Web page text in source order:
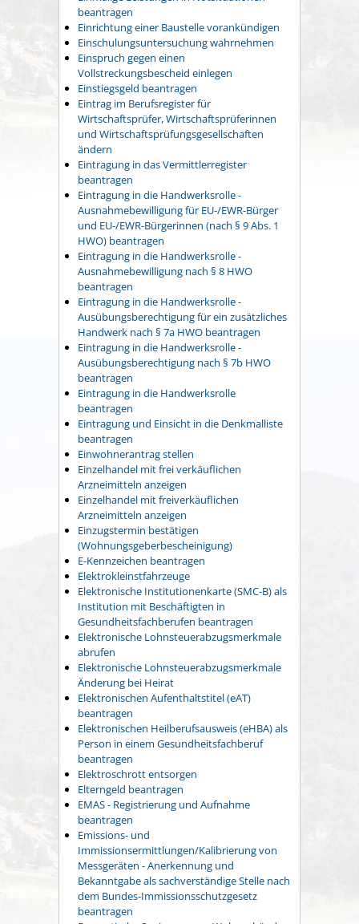
beantragen
Einrichtung einer Baustelle vorankündigen
Einschulungsuntersuchung wahrnehmen
Einspruch gegen einen
Vollstreckungsbescheid einlegen
Einstiegsgeld beantragen
Eintrag im Berufsregister für
Wirtschaftsprüfer, Wirtschaftsprüferinnen
und Wirtschaftsprüfungsgesellschaften
ändern
Eintragung in das Vermittlerregister
beantragen
Eintragung in die Handwerksrolle -
Ausnahmebewilligung für EU-/EWR-Bürger
und EU-/EWR-Bürgerinnen (nach § 9 Abs. 1
HWO) beantragen
Eintragung in die Handwerksrolle -
Ausnahmebewilligung nach § 8 HWO
beantragen
Eintragung in die Handwerksrolle -
Ausübungsberechtigung für ein zusätzliches
Handwerk nach § 7a HWO beantragen
Eintragung in die Handwerksrolle -
Ausübungsberechtigung nach § 7b HWO
beantragen
Eintragung in die Handwerksrolle
beantragen
Eintragung und Einsicht in die Denkmalliste
beantragen
Einwohnerantrag stellen
Einzelhandel mit frei verkäuflichen
Arzneimitteln anzeigen
Einzelhandel mit freiverkäuflichen
Arzneimitteln anzeigen
Einzugstermin bestätigen
(Wohnungsgeberbescheinigung)
E-Kennzeichen beantragen
Elektrokleinstfahrzeuge
Elektronische Institutionenkarte (SMC-B) als
Institution mit Beschäftigten in
Gesundheitsfachberufen beantragen
Elektronische Lohnsteuerabzugsmerkmale
abrufen
Elektronische Lohnsteuerabzugsmerkmale
Änderung bei Heirat
Elektronischen Aufenthaltstitel (eAT)
beantragen
Elektronischen Heilberufsausweis (eHBA) als
Person in einem Gesundheitsfachberuf
beantragen
Elektroschrott entsorgen
Elterngeld beantragen
EMAS - Registrierung und Aufnahme
beantragen
Emissions- und
Immissionsermittlungen/Kalibrierung von
Messgeräten - Anerkennung und
Bekanntgabe als sachverständige Stelle nach
dem Bundes-Immissionsschutzgesetz
beantragen